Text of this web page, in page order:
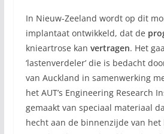
In Nieuw-Zeeland wordt op dit
implantaat ontwikkeld, dat de
knieartrose kan vertragen. Het
‘lastenverdeler’ die is bedacht
van Auckland in samenwerking
het AUT’s Engineering Research
gemaakt van speciaal materiaal
hecht aan de binnenzijde van het